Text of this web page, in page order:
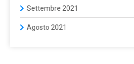
Settembre 2021
Agosto 2021